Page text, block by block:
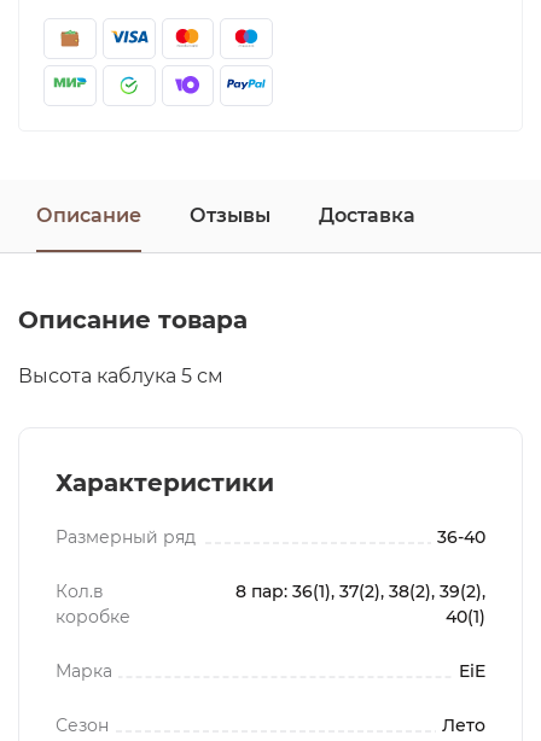
Описание Отзывы Доставка
Описание товара
Высота каблука 5 см
Характеристики
Размерный ряд 36-40
Кол.в
коробке
8 пар: 36(1), 37(2), 38(2), 39(2),
40(1)
Марка EiE
Сезон Лето